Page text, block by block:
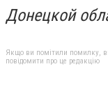
Донецкой
Якщо ви помітили помилку,
повідомити про це редакцію